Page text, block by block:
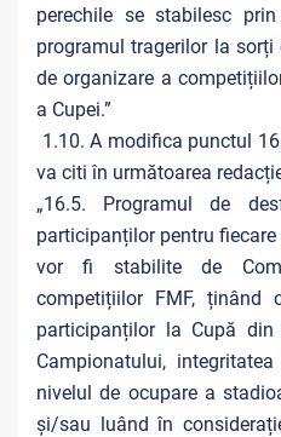
perechile se stabilesc
programul tragerilor la
de organizare a
a Cupei.”
1.10. A modifica punctul
va citi în următoarea
„16.5. Programul de
participanților pentru
vor fi stabilite de
competițiilor FMF,
participanților la Cupă
Campionatului,
nivelul de ocupare a
și/sau luând în